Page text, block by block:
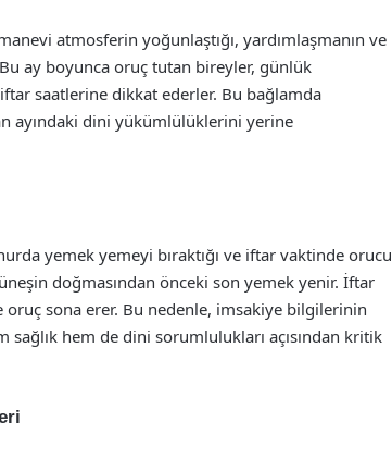
atmosferin yoğunlaştığı, yardımlaşmanın ve
ay boyunca oruç tutan bireyler, günlük
saatlerine dikkat ederler. Bu bağlamda
ayındaki dini yükümlülüklerini yerine
yemek yemeyi bıraktığı ve iftar vaktinde orucu
doğmasından önceki son yemek yenir. İftar
sona erer. Bu nedenle, imsakiye bilgilerinin
hem de dini sorumlulukları açısından kritik